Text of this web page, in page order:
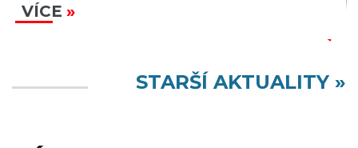
VÍCE
STARŠÍ AKTUALITY »